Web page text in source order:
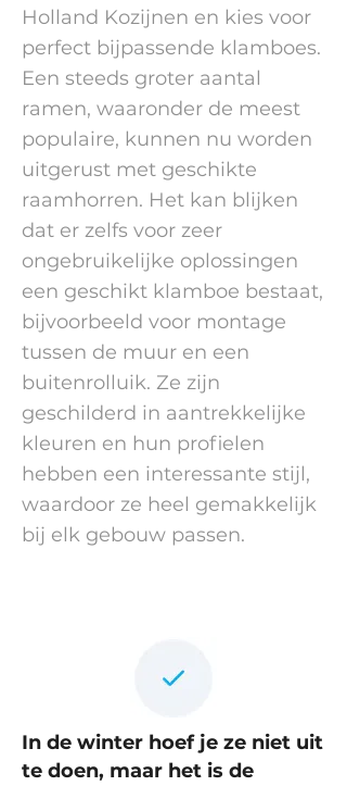
Holland Kozijnen en kies voor
perfect bijpassende klamboes.
Een steeds groter aantal
ramen, waaronder de meest
populaire, kunnen nu worden
uitgerust met geschikte
raamhorren. Het kan blijken
dat er zelfs voor zeer
ongebruikelijke oplossingen
een geschikt klamboe bestaat,
bijvoorbeeld voor montage
tussen de muur en een
buitenrolluik. Ze zijn
geschilderd in aantrekkelijke
kleuren en hun profielen
hebben een interessante stijl,
waardoor ze heel gemakkelijk
bij elk gebouw passen.
In de winter hoef je ze niet uit
te doen, maar het is de